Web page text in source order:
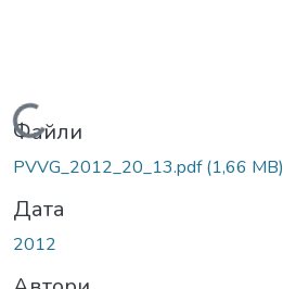
Вантажиться...
Файли
PVVG_2012_20_13.pdf(1,66 MB)
Дата
2012